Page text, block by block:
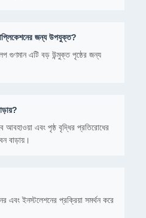
জন্য উপযুক্ত?
গুণমান এটি বড় উন্মুক্ত পৃষ্ঠের জন্য
আবহাওয়া এবং পৃষ্ঠ বৃদ্ধির প্রতিরোধের
বাড়ায়।
এবং ইনস্টলেশনের প্রক্রিয়া সমর্থন করে